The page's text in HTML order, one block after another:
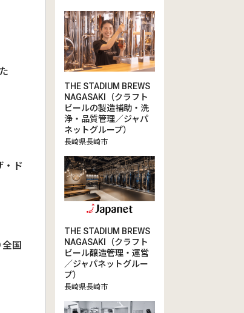
・ド
国
THE STADIUM BREWS
NAGASAKI（クラフト
ビールの製造補助・洗
浄・品質管理／ジャパ
ネットグループ）
長崎県長崎市
THE STADIUM BREWS
NAGASAKI（クラフト
ビール醸造管理・運営
／ジャパネットグルー
プ）
長崎県長崎市